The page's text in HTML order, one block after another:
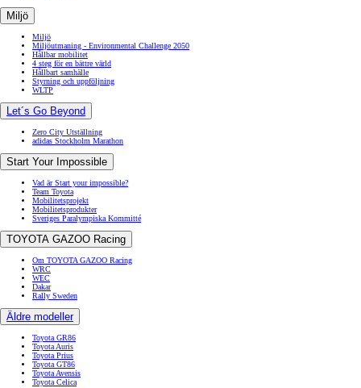
Miljö
Miljö
Miljöutmaning - Environmental Challenge 2050
Hållbar mobilitet
4 steg för en bättre värld
Hållbart samhälle
Styrning och uppföljning
WLTP
Let´s Go Beyond
Zero City Utställning
adidas Stockholm Marathon
Start Your Impossible
Vad är Start your impossible?
Team Toyota
Mobilitetsprojekt
Mobilitetsprodukter
Sveriges Paralympiska Kommitté
TOYOTA GAZOO Racing
Om TOYOTA GAZOO Racing
WRC
WEC
Dakar
Rally Sweden
Äldre modeller
Toyota GR86
Toyota Auris
Toyota Prius
Toyota GT86
Toyota Avensis
Toyota Celica